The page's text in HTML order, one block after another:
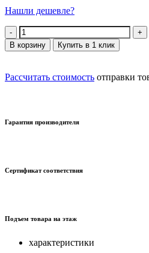
Нашли дешевле?
Количество
В корзину Купить в 1 клик
Рассчитать стоимость отправки
Гарантия производителя
Сертификат соответствия
Подъем товара на этаж
характеристики